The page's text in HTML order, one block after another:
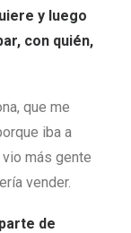
y luego
con quién,
que me
iba a
más gente
vender.
de